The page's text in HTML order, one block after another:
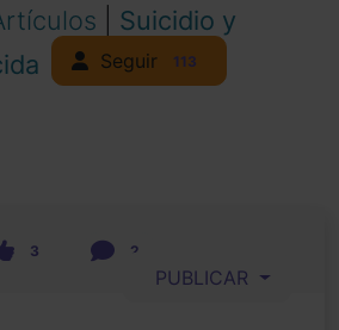
Suicidio y
Seguir 113
3 2
PUBLICAR